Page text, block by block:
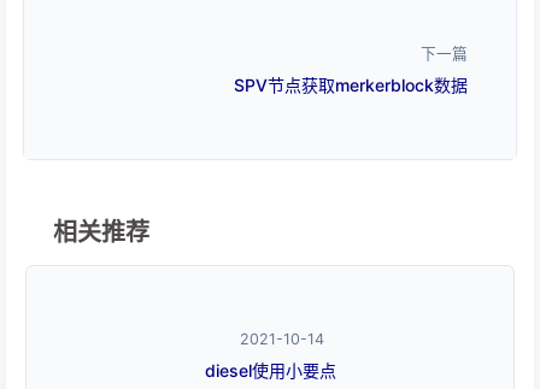
下一篇
SPV节点获取merkerblock数据
相关推荐
2021-10-14
diesel使用小要点